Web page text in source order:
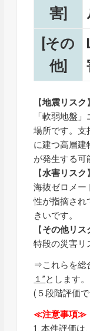
害]
[その
他]
【地震リスク 】
「軟弱地盤
場所です。支
に建つ高層建
が発生する可
【水害リスク 】
海抜ゼロメー
性が指摘され
きいです。
【その他リス
特段の災害リ
⇒これらを総
１”とします。
(５段階評価
≪注意事項≫
1. 本件評価は